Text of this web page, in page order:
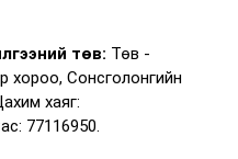
төв: Төв -
Сонсголонгийн
хаяг:
77116950.